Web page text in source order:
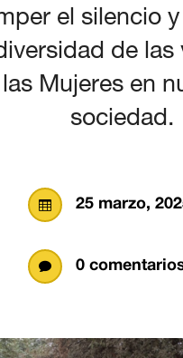
el silencio
de las
las Mujeres en
sociedad.
 25 marzo,
 0